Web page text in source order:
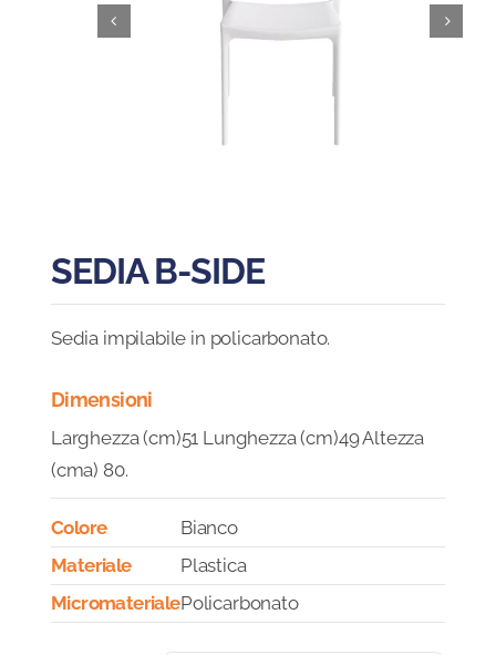
SEDIA B-SIDE
Sedia impilabile in policarbonato.
Dimensioni
Larghezza (cm)51 Lunghezza (cm)49 Altezza
(cma) 80.
Colore
Bianco
Materiale
Plastica
MicromaterialePolicarbonato